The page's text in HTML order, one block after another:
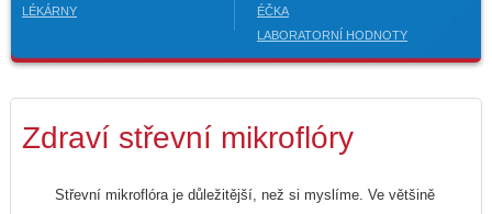
LÉKÁRNY
ÉČKA
LABORATORNÍ HODNOTY
Zdraví střevní mikroflóry
Střevní mikroflóra je důležitější, než si myslíme. Ve většině